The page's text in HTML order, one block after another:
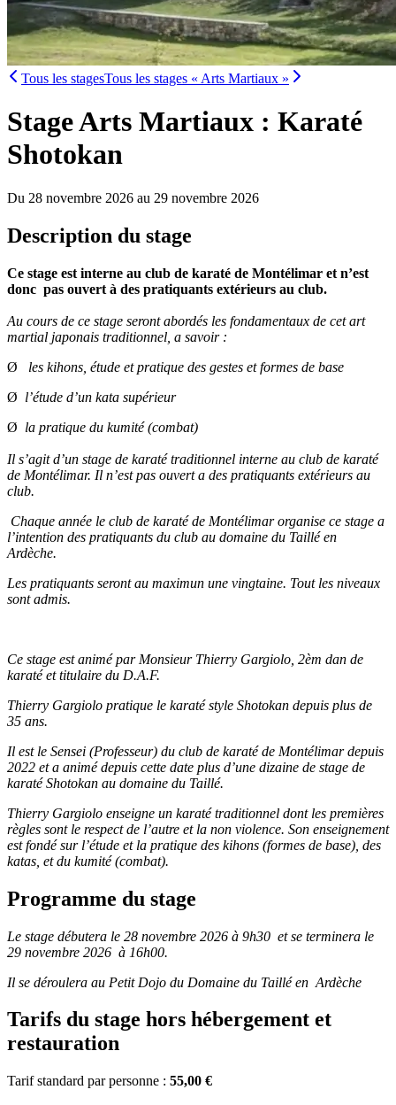
Tous les stagesTous les stages « Arts Martiaux »
Stage Arts Martiaux : Karaté
Shotokan
Du 28 novembre 2026 au 29 novembre 2026
Description du stage
Ce stage est interne au club de karaté de Montélimar et n’est
donc pas ouvert à des pratiquants extérieurs au club.
Au cours de ce stage seront abordés les fondamentaux de cet art
martial japonais traditionnel, a savoir :
Ø
les kihons, étude et pratique des gestes et formes de base
Ø l’étude d’un kata supérieur
Ø la pratique du kumité (combat)
Il s’agit d’un stage de karaté traditionnel interne au club de karaté
de Montélimar. Il n’est pas ouvert a des pratiquants extérieurs au
club.
Chaque année le club de karaté de Montélimar organise ce stage a
l’intention des pratiquants du club au domaine du Taillé en
Ardèche.
Les pratiquants seront au maximun une vingtaine. Tout les niveaux
sont admis.
Ce stage est animé par Monsieur Thierry Gargiolo, 2èm dan de
karaté et titulaire du D.A.F.
Thierry Gargiolo pratique le karaté style Shotokan depuis plus de
35 ans.
Il est le Sensei (Professeur) du club de karaté de Montélimar depuis
2022 et a animé depuis cette date plus d’une dizaine de stage de
karaté Shotokan au domaine du Taillé.
Thierry Gargiolo enseigne un karaté traditionnel dont les premières
règles sont le respect de l’autre et la non violence. Son enseignement
est fondé sur l’étude et la pratique des kihons (formes de base), des
katas, et du kumité (combat).
Programme du stage
Le stage débutera le 28 novembre 2026 à 9h30 et se terminera le
29 novembre 2026 à 16h00.
Il se déroulera au Petit Dojo du Domaine du Taillé en Ardèche
Tarifs du stage hors hébergement et
restauration
Tarif standard par personne : 55,00 €